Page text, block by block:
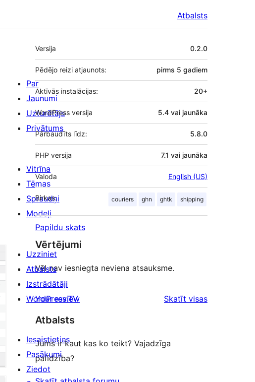
Atbalsts
Meta
Versija 0.2.0
Pēdējo reizi atjaunots: pirms 5 gadiem
Aktīvās instalācijas: 20+
WordPress versija 5.4 vai jaunāka
Pārbaudīts līdz: 5.8.0
PHP versija 7.1 vai jaunāka
Valoda English (US)
Birkas: couriers ghn ghtk shipping
Papildu skats
Vērtējumi
Vēl nav iesniegta neviena atsauksme.
Your review Skatīt visasatsauksmes
Atbalsts
Jums ir kaut kas ko teikt? Vajadzīga
palīdzība?
Par
Jaunumi
Uzturētājs
Privātums
Vitrīna
Tēmas
Spraudņi
Modeļi
Uzziniet
Atbalsts
Izstrādātāji
WordPress.TV
Iesaistieties
Pasākumi
Ziedot